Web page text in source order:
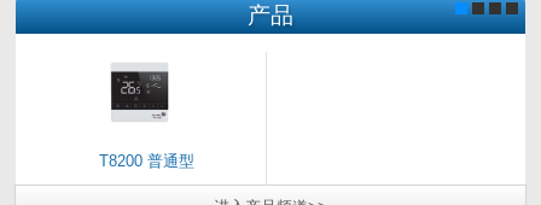
产品
T8200 普通型